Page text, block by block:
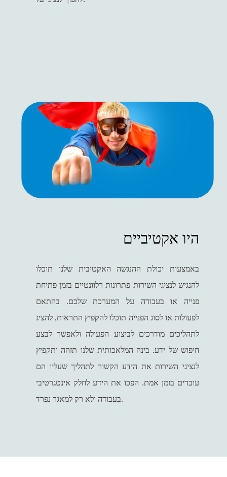
היו אקטיביים
באמצעות יכולת ההנגשה האקטיבית שלנו תוכלו
להנגיש לנציגי השירות פתרונות רלוונטיים בזמן פתיחת
פנייה או בעבודה על המערכת שלכם. בהתאם
לפעולות או לסוג הפנייה תוכלו להקפיץ התראות, להציג
לתהליכים מודרכים לביצוע הפעולה ולאפשר לבצע
חיפוש של ידע. בינה המלאכותית שלנו תזהה ותקפיץ
לנציגי השירות את הידע הקשור לתהליך שעליו הם
עובדים בזמן אמת. הפכו את הידע לחלק אינטגרטיבי
בעבודה ולא רק למאגר נפרד.